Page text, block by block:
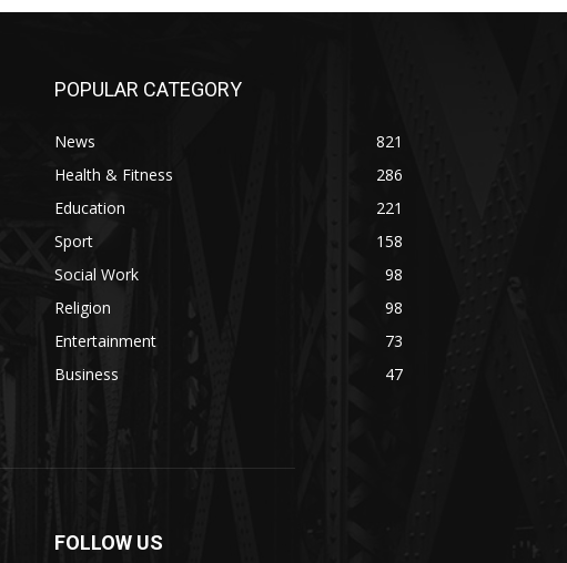
POPULAR CATEGORY
News
821
Health & Fitness
286
Education
221
Sport
158
Social Work
98
Religion
98
Entertainment
73
Business
47
FOLLOW US